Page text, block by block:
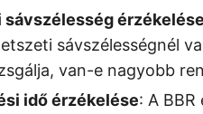
sávszélességnél
van-e nagyobb
idő érzékelése: A